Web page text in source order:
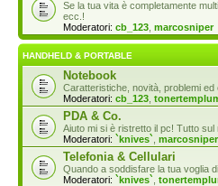
Se la tua vita è completamente
ecc.!
Moderatori: cb_123 marcosniper
HANDHELD & PORTABLE
Notebook
Caratteristiche, novità, problemi ed
Moderatori: cb_123
PDA & Co.
Aiuto mi si è ristretto il pc! Tutto
Moderatori: `knives` marcosniper
Telefonia & Cellulari
Quando a soddisfare la tua voglia
Moderatori: `knives`